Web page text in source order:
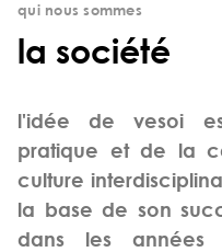
qui nous sommes
la société
l'idée de vesoi
pratique et de la
culture
la base de son
dans les